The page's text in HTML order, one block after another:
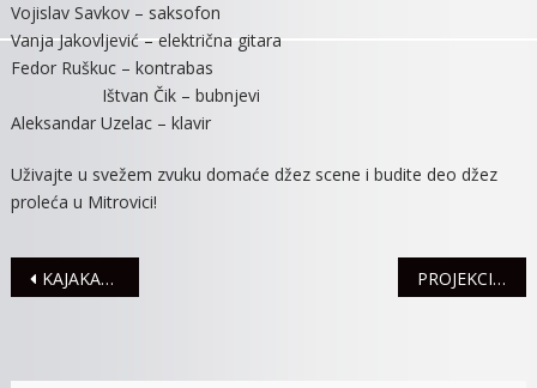
Vojislav Savkov – saksofon
Vanja Jakovljević – električna gitara
Fedor Ruškuc – kontrabas
Ištvan Čik – bubnjevi
Aleksandar Uzelac – klavir
Uživajte u svežem zvuku domaće džez scene i budite deo džez
proleća u Mitrovici!
Navigacija
KAJAKAŠI „VALA“ NA SVETSKOM KUPU U SEGEDINU PROJEKCIJA FILMA „LARS JE LOL”